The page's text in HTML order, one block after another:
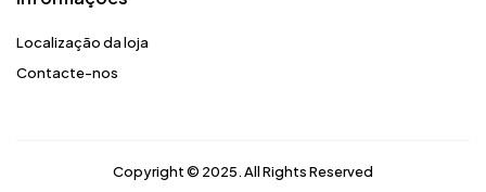
Localização da loja
Contacte-nos
Copyright © 2025. All Rights Reserved